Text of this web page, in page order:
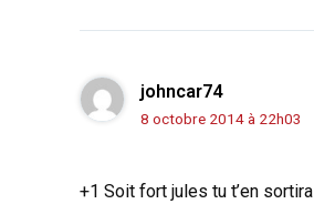
johncar74
8 octobre 2014 à 22h03
+1 Soit fort jules tu t’en sortira